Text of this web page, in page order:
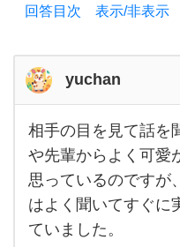
て
く
だ
さ
い！
大学
を
回答目次 表示/非表示
yuchan
相手
の目
を見
て話
を聞
く、
です
か
相手の目を見て話を
や先輩からよく可愛
思っているのですが
はよく聞いてすぐに
ていました。